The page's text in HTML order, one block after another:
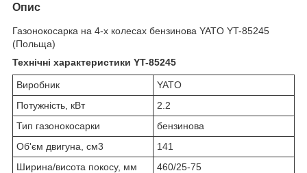
Опис
Газонокосарка на 4-х колесах бензинова YATO YT-85245
(Польща)
Технічні характеристики YT-85245
Виробник
YATO
Потужність, кВт
2.2
Тип газонокосарки
бензинова
Об'єм двигуна, см3
141
Ширина/висота покосу, мм
460/25-75